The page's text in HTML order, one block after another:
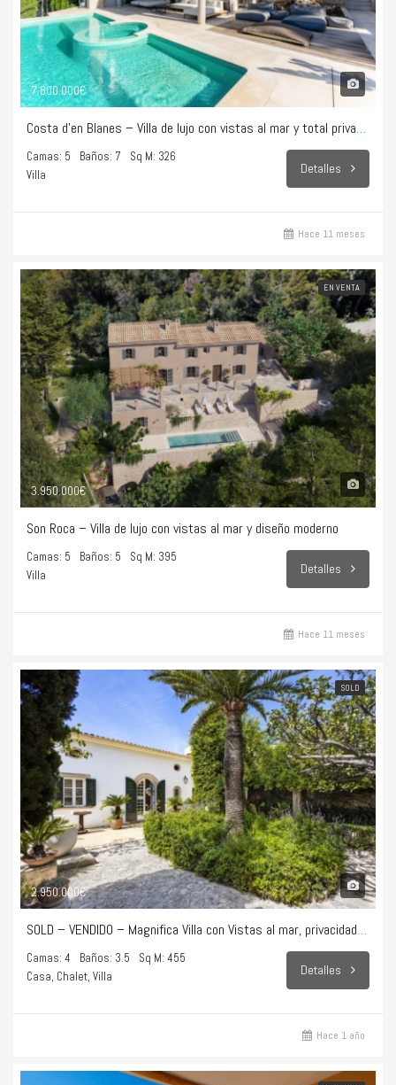
7.800.000€
Costa d’en Blanes – Villa de lujo con vistas al mar y total privacidad
Camas: 5 Baños: 7
Sq M: 326
Villa
Detalles
Hace 11 meses
EN VENTA
3.950.000€
Son Roca – Villa de lujo con vistas al mar y diseño moderno
Camas: 5 Baños: 5
Sq M: 395
Villa
Detalles
Hace 11 meses
SOLD
2.950.000€
SOLD – VENDIDO – Magnifica Villa con Vistas al mar, privacidad total y puro estilo de vida en Bonanova
Camas: 4 Baños: 3.5
Sq M: 455
Casa, Chalet, Villa
Detalles
Hace 1 año